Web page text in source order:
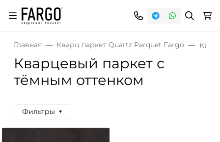
Главная Кварц паркет Quartz Parquet Fargo
Кварцевый паркет с
тёмным оттенком
Фильтры